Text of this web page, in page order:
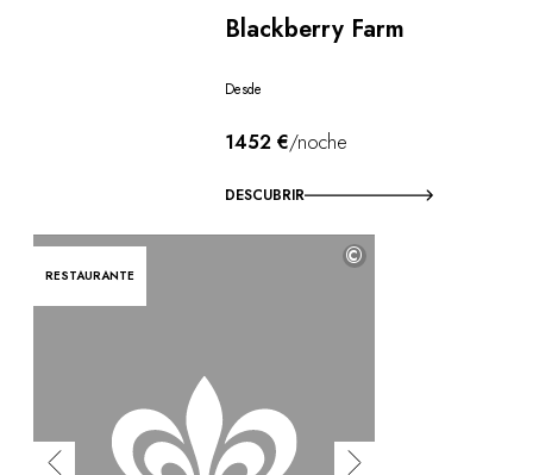
Blackberry Farm
Desde
1452 €/noche
DESCUBRIR
RESTAURANTE
©